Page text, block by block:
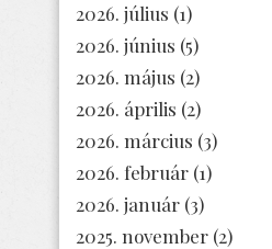
2026. július (1)
2026. június (5)
2026. május (2)
2026. április (2)
2026. március (3)
2026. február (1)
2026. január (3)
2025. november (2)